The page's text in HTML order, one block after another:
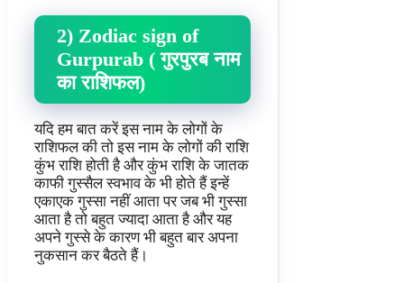
2) Zodiac sign of
Gurpurab ( गुरपुरब नाम
का राशिफल)
यदि हम बात करें इस नाम के लोगों के
राशिफल की तो इस नाम के लोगों की राशि
कुंभ राशि होती है और कुंभ राशि के जातक
काफी गुस्सैल स्वभाव के भी होते हैं इन्हें
एकाएक गुस्सा नहीं आता पर जब भी गुस्सा
आता है तो बहुत ज्यादा आता है और यह
अपने गुस्से के कारण भी बहुत बार अपना
नुकसान कर बैठते हैं।